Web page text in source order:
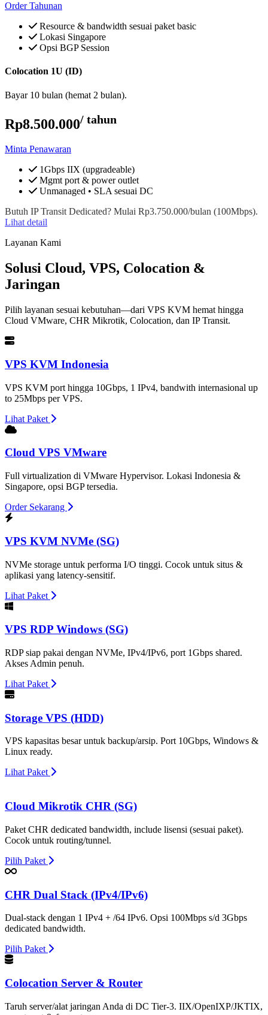
Order Tahunan
Resource & bandwidth sesuai paket basic
Lokasi Singapore
Opsi BGP Session
Colocation 1U (ID)
Bayar 10 bulan (hemat 2 bulan).
Rp8.500.000/ tahun
Minta Penawaran
1Gbps IIX (upgradeable)
Mgmt port & power outlet
Unmanaged • SLA sesuai DC
Butuh IP Transit Dedicated? Mulai Rp3.750.000/bulan (100Mbps).
Lihat detail
Layanan Kami
Solusi Cloud, VPS, Colocation &
Jaringan
Pilih layanan sesuai kebutuhan—dari VPS KVM hemat hingga
Cloud VMware, CHR Mikrotik, Colocation, dan IP Transit.
VPS KVM Indonesia
VPS KVM port hingga 10Gbps, 1 IPv4, bandwith internasional up
to 25Mbps per VPS.
Lihat Paket
Cloud VPS VMware
Full virtualization di VMware Hypervisor. Lokasi Indonesia &
Singapore, opsi BGP tersedia.
Order Sekarang
VPS KVM NVMe (SG)
NVMe storage untuk performa I/O tinggi. Cocok untuk situs &
aplikasi yang latency-sensitif.
Lihat Paket
VPS RDP Windows (SG)
RDP siap pakai dengan NVMe, IPv4/IPv6, port 1Gbps shared.
Akses Admin penuh.
Lihat Paket
Storage VPS (HDD)
VPS kapasitas besar untuk backup/arsip. Port 10Gbps, Windows &
Linux ready.
Lihat Paket
Cloud Mikrotik CHR (SG)
Paket CHR dedicated bandwidth, include lisensi (sesuai paket).
Cocok untuk routing/tunnel.
Pilih Paket
CHR Dual Stack (IPv4/IPv6)
Dual-stack dengan 1 IPv4 + /64 IPv6. Opsi 100Mbps s/d 3Gbps
dedicated bandwidth.
Pilih Paket
Colocation Server & Router
Taruh server/alat jaringan Anda di DC Tier-3. IIX/OpenIXP/JKTIX,